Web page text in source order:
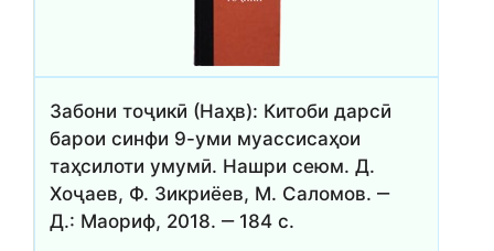
Забони тоҷикӣ (Наҳв): Китоби дарсӣ
барои синфи 9-уми муассисаҳои
таҳсилоти умумӣ. Нашри сеюм. Д.
Хоҷаев, Ф. Зикриёев, М. Саломов. ‒
Д.: Маориф, 2018. ‒ 184 с.